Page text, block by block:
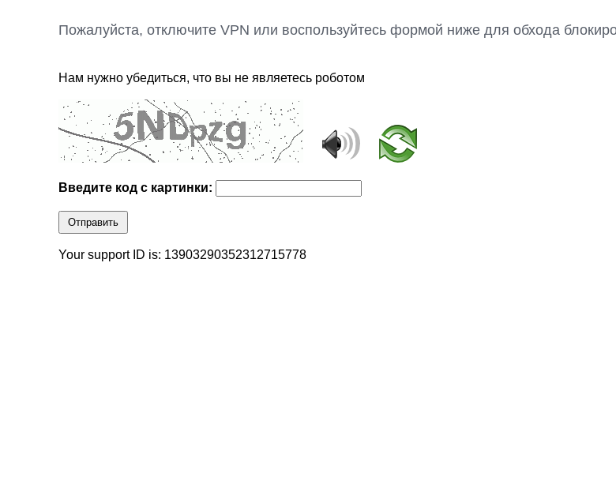
Пожалуйста, отключите VPN или воспользуйтесь формой ниже для обхода
Нам нужно убедиться, что вы не являетесь роботом
Введите код с картинки:
Отправить
Your support ID is: 13903290352312715778